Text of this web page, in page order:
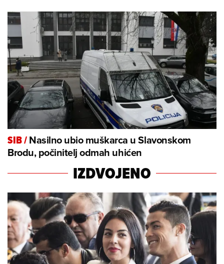
SIB/Nasilno ubio muškarca u Slavonskom
Brodu, počinitelj odmah uhićen
IZDVOJENO